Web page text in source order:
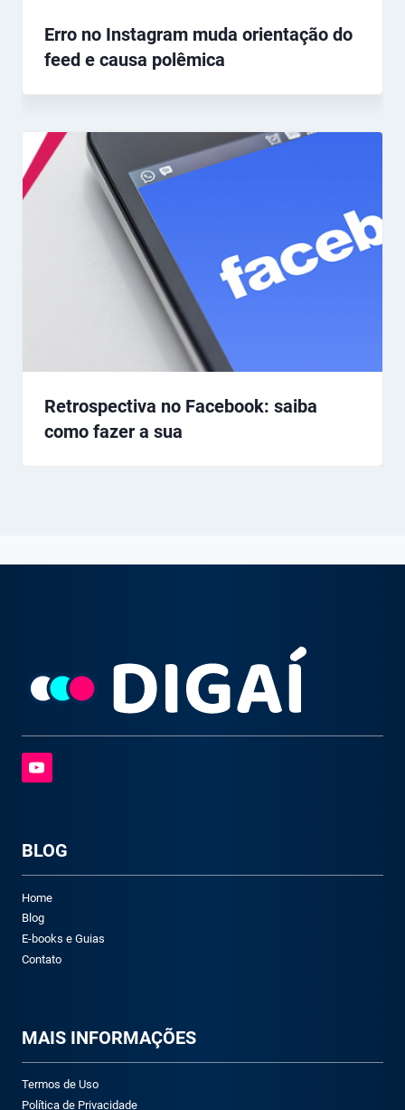
Erro no Instagram muda orientação do
feed e causa polêmica
Retrospectiva no Facebook: saiba
como fazer a sua
BLOG
Home
Blog
E-books e Guias
Contato
MAIS INFORMAÇÕES
Termos de Uso
Política de Privacidade